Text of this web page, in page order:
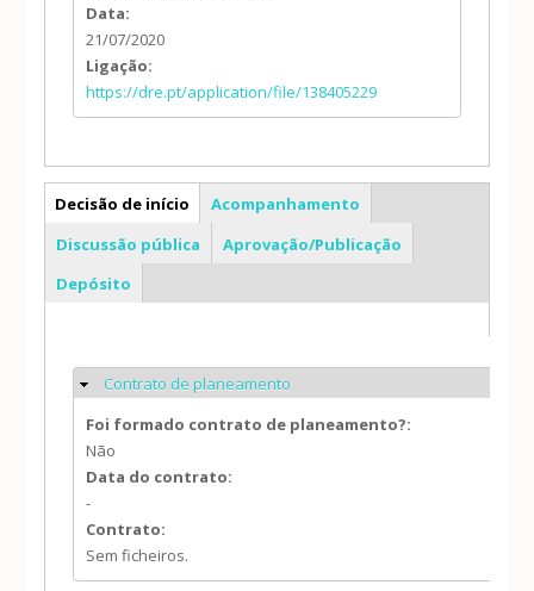
Data:
21/07/2020
Ligação:
https://dre.pt/application/file/138405229
PP
Decisão de início
Acompanhamento
Discussão pública
Aprovação/Publicação
Depósito
Ocultar
Contrato de planeamento
Foi formado contrato de planeamento?:
Não
Data do contrato:
-
Contrato:
Sem ficheiros.